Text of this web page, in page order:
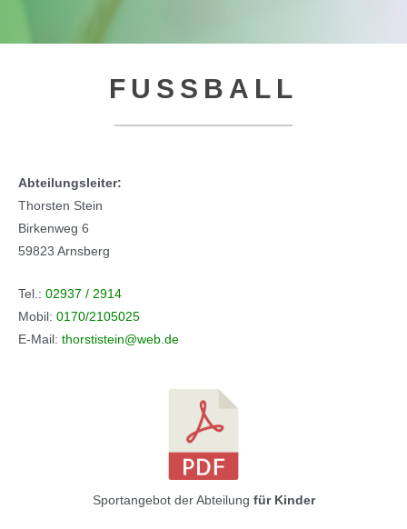
FUSSBALL
Abteilungsleiter:
Thorsten Stein
Birkenweg 6
59823 Arnsberg
Tel.: 02937 / 2914
Mobil: 0170/2105025
E-Mail: thorstistein@web.de
Sportangebot der Abteilung für Kinder